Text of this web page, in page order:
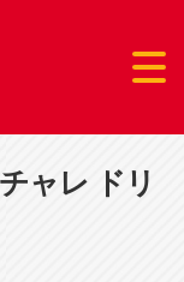
ャレ ドリ